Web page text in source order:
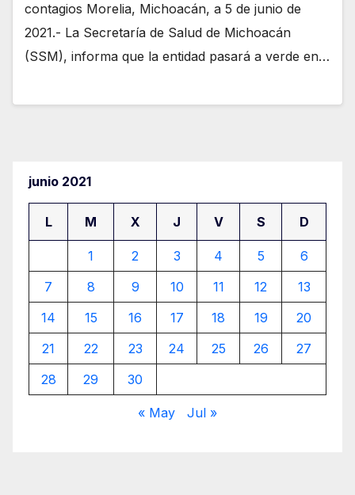
contagios Morelia, Michoacán, a 5 de junio de
2021.- La Secretaría de Salud de Michoacán
(SSM), informa que la entidad pasará a verde en…
junio 2021
L M X J V S D
1 2 3 4 5
6
7
8 9 10 11 12
13
14
15 16 17 18 19
20
21
22 23 24 25 26
27
28
29 30
« May Jul »